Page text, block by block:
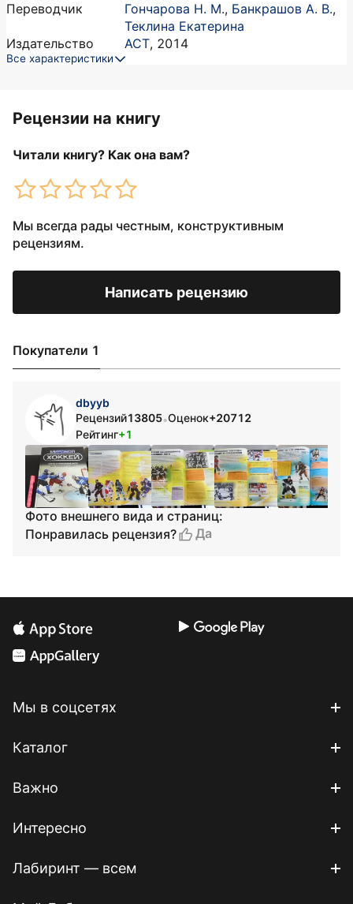
Переводчик
Гончарова Н. М., Банкрашов А. В.,
Теклина Екатерина
Издательство
АСТ, 2014
Все характеристики
Рецензии на книгу
Читали книгу? Как она вам?
Мы всегда рады честным, конструктивным
рецензиям.
Написать рецензию
Покупатели 1
dbyyb
Рецензий13805•Оценок+20712
Рейтинг+1
Фото внешнего вида и страниц:
Понравилась рецензия?
Да
Мы в соцсетях
Каталог
Важно
Интересно
Лабиринт — всем